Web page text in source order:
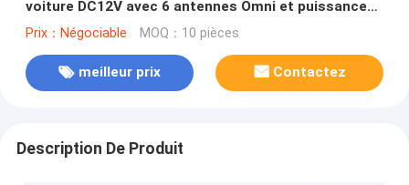
voiture DC12V avec 6 antennes Omni et puissance
de sortie de 15 W pour salles de conférence
Prix：Négociable MOQ：10 pièces
meilleur prix Contactez
Description De Produit